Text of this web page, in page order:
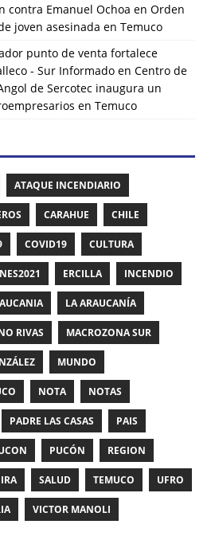
contra Emanuel Ochoa en Orden
joven asesinada en Temuco
punto de venta fortalece
- Sur Informado en Centro de
de Sercotec inaugura un
en Temuco
ATAQUE INCENDIARIO
CARAHUE CHILE
COVID19 CULTURA
ERCILLA INCENDIO
LA ARAUCANÍA
RIVAS MACROZONA SUR
MUNDO
NOTA NOTAS
PADRE LAS CASAS PAIS
PUCÓN REGION
SALUD TEMUCO UFRO
VICTOR MANOLI